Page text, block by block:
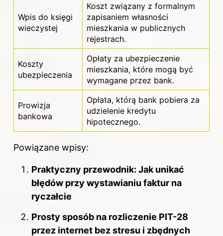
Wpis do księgi
wieczystej
Koszt związany z formalnym
zapisaniem własności
mieszkania w publicznych
rejestrach.
Koszty
ubezpieczenia
Opłaty za ubezpieczenie
mieszkania, które mogą być
wymagane przez bank.
Prowizja
bankowa
Opłata, którą bank pobiera za
udzielenie kredytu
hipotecznego.
Powiązane wpisy:
Praktyczny przewodnik: Jak unikać
błędów przy wystawianiu faktur na
ryczałcie
Prosty sposób na rozliczenie PIT-28
przez internet bez stresu i zbędnych